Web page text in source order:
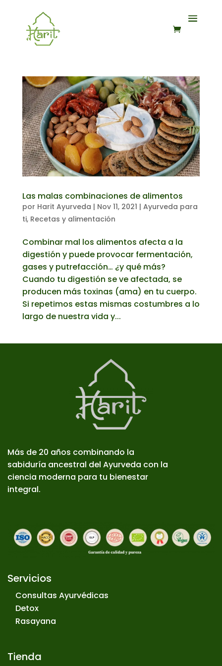
Las malas combinaciones de alimentos
por Harit Ayurveda | Nov 11, 2021 | Ayurveda para
ti, Recetas y alimentación
Combinar mal los alimentos afecta a la
digestión y puede provocar fermentación,
gases y putrefacción… ¿y qué más?
Cuando tu digestión se ve afectada, se
producen más toxinas (ama) en tu cuerpo.
Si repetimos estas mismas costumbres a lo
largo de nuestra vida y...
Más de 20 años combinando la
sabiduría ancestral del Ayurveda con la
ciencia moderna para tu bienestar
integral.
Servicios
Consultas Ayurvédicas
Detox
Rasayana
Tienda